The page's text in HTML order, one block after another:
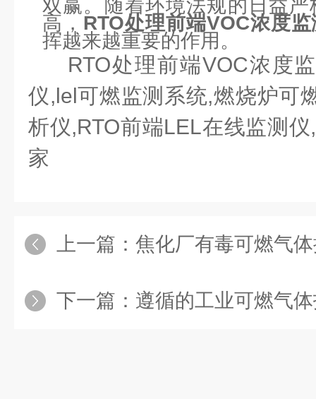
双赢。随着环境法规的日益
高， RTO处理前端VOC浓度
挥越来越重要的作用。
RTO处理前端VOC浓度
仪,lel可燃监测系统,燃烧炉可
析仪,RTO前端LEL在线监测
家
上一篇： 焦化厂有毒可燃气
下一篇： 遵循的工业可燃气体报警检测仪安